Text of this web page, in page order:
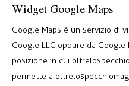
Widget Google Maps
Google Maps è un servizio di
Google LLC oppure da
posizione in cui
permette a